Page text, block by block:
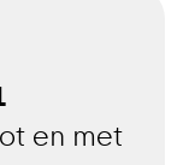
en met